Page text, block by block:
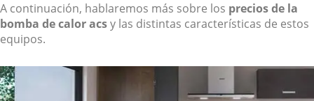
A continuación, hablaremos más sobre los precios de la
bomba de calor acsy las distintas características de estos
equipos.